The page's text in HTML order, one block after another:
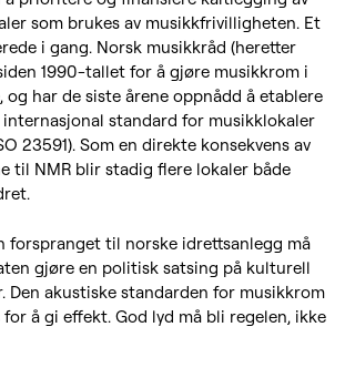
som brukes av musikkfrivilligheten. Et
i gang. Norsk musikkråd (heretter
1990-tallet for å gjøre musikkrom i
og har de siste årene oppnådd å etablere
internasjonal standard for musikklokaler
23591). Som en direkte konsekvens av
til NMR blir stadig flere lokaler både
forspranget til norske idrettsanlegg må
gjøre en politisk satsing på kulturell
Den akustiske standarden for musikkrom
for å gi effekt. God lyd må bli regelen, ikke